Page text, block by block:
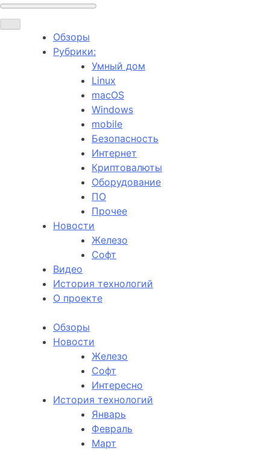
Обзоры
Рубрики:
Умный дом
Linux
macOS
Windows
mobile
Безопасность
Интернет
Криптовалюты
Оборудование
ПО
Прочее
Новости
Железо
Софт
Видео
История технологий
О проекте
Обзоры
Новости
Железо
Софт
Интересно
История технологий
Январь
Февраль
Март